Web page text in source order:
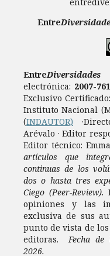
Entre
EntreDiversidades
electrónica: 2007-
Exclusivo Certificado:
Instituto Nacional
(INDAUTOR)
Arévalo · Editor
Editor técnico:
artículos que
continuas de los
dos o hasta tres
Ciego (Peer-Review).
opiniones y las
exclusiva de sus
punto de vista de
editoras. Fecha de
2026.